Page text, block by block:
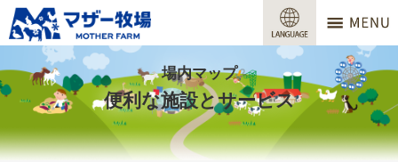
営業時間
料金
交通アクセス
場内マップ
便利な施設とサービス